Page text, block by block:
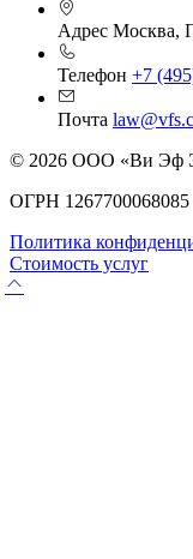
Адрес Москва,
Телефон +7
Почта
© 2026 ООО «Ви Эф
ОГРН
Политика
Стоимость услуг